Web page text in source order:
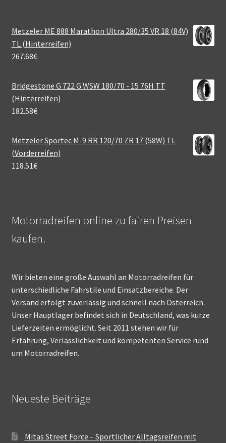
Metzeler ME 888 Marathon Ultra 280/35 VR 18 (84V)
TL (Hinterreifen)
267.68€
Bridgestone G 722 G WSW 180/70 - 15 76H TT
(Hinterreifen)
182.58€
Metzeler Sportec M-9 RR 120/70 ZR 17 (58W) TL
(Vorderreifen)
118.51€
Motorradreifen online zu fairen Preisen
kaufen.
Wir bieten eine große Auswahl an Motorradreifen für
unterschiedliche Fahrstile und Einsatzbereiche. Der
Versand erfolgt zuverlässig und schnell nach Österreich.
Unser Hauptlager befindet sich in Deutschland, was kurze
Lieferzeiten ermöglicht. Seit 2011 stehen wir für
Erfahrung, Verlässlichkeit und kompetenten Service rund
um Motorradreifen.
Neueste Beiträge
Mitas Street Force – Sportlicher Alltagsreifen mit